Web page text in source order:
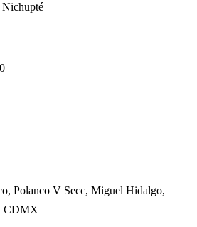
Nichupté
Polanco V Secc, Miguel Hidalgo,
CDMX